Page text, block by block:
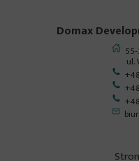
Domax
ul.